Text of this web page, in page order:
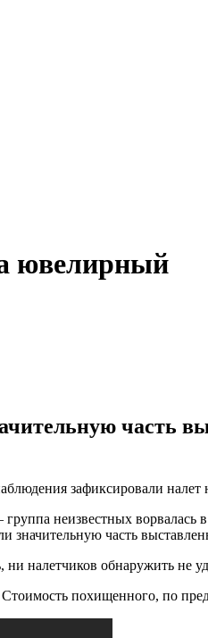
ювелирный
часть
зафиксировали
неизвестных
часть
налетчиков обнаружить не
похищенного, по